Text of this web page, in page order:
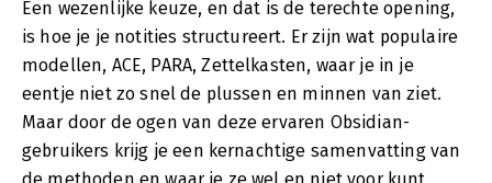
Een wezenlijke keuze, en dat is de terechte opening,
is hoe je je notities structureert. Er zijn wat populaire
modellen, ACE, PARA, Zettelkasten, waar je in je
eentje niet zo snel de plussen en minnen van ziet.
Maar door de ogen van deze ervaren Obsidian-
gebruikers krijg je een kernachtige samenvatting van